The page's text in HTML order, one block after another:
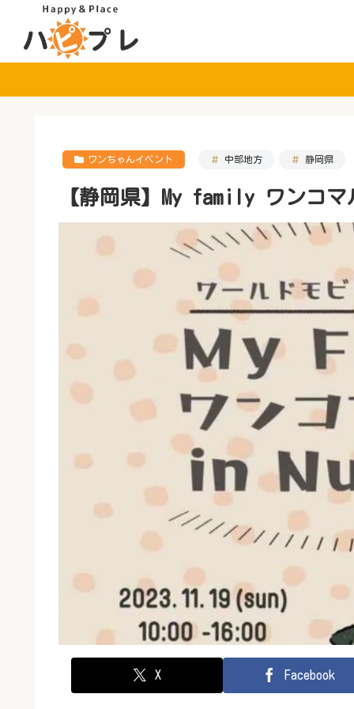
ワンちゃんイベント 中部地方 静岡県
【静岡県】My family ワンコマ
X Facebook